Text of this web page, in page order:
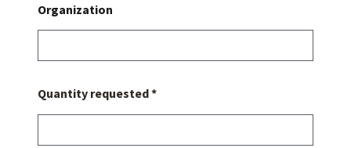
Organization
Quantity requested *